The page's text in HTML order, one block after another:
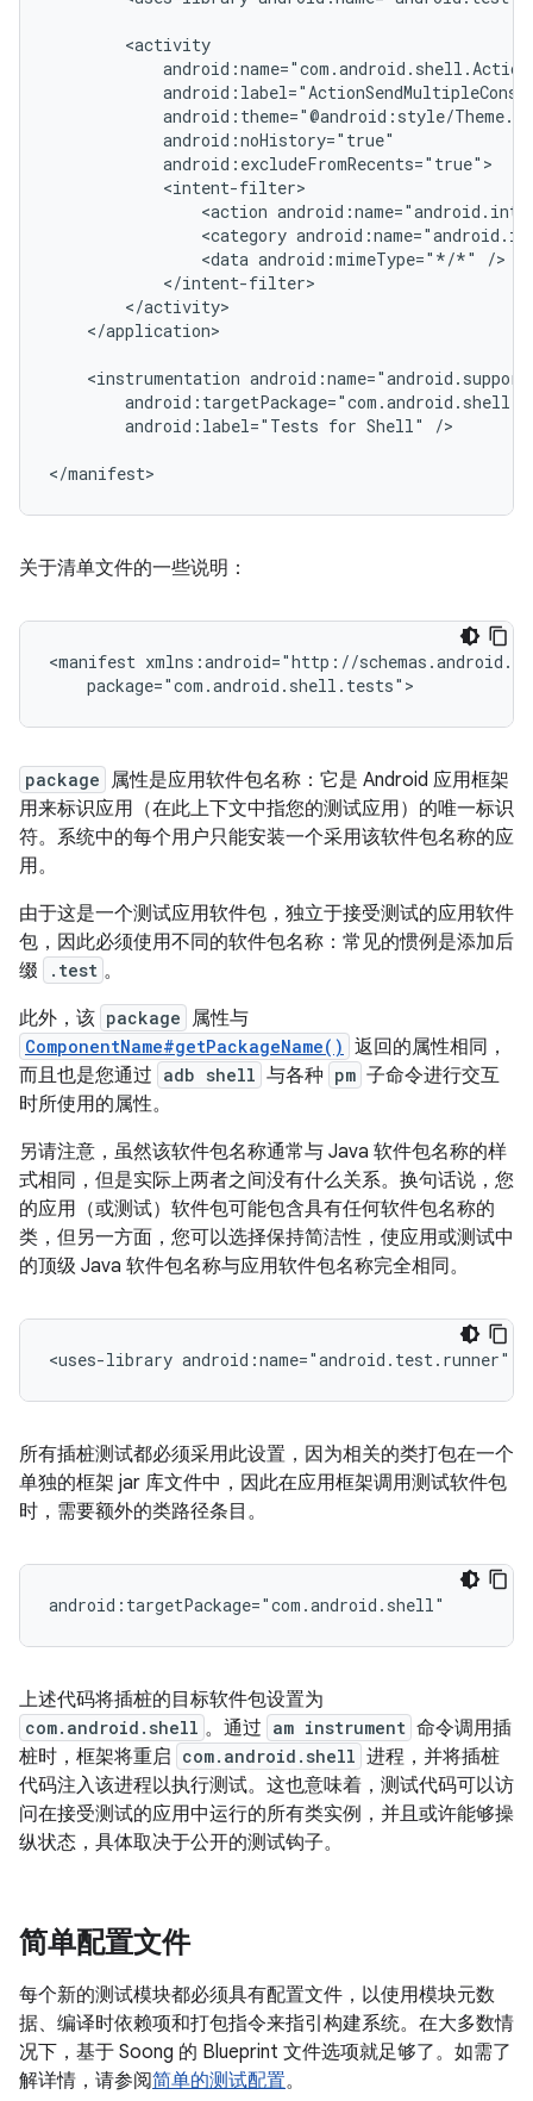
<action
<category
<data android:mimeType="*/*"
</application>
<instrumentation
android:label="Tests for Shell" />
关于清单文件的一些说明：
<manifest
package 属性是应用软件包名称：它是 Android 应用框架
用来标识应用（在此上下文中指您的测试应用）的唯一标识
符。系统中的每个用户只能安装一个采用该软件包名称的应
用。
由于这是一个测试应用软件包，独立于接受测试的应用软件
包，因此必须使用不同的软件包名称：常见的惯例是添加后
缀
.test 。
此外，该 package 属性与
ComponentName#getPackageName() 返回的属性相同，
而且也是您通过 adb shell 与各种 pm 子命令进行交互
时所使用的属性。
另请注意，虽然该软件包名称通常与 Java 软件包名称的样
式相同，但是实际上两者之间没有什么关系。换句话说，您
的应用（或测试）软件包可能包含具有任何软件包名称的
类，但另一方面，您可以选择保持简洁性，使应用或测试中
的顶级 Java 软件包名称与应用软件包名称完全相同。
<uses-library android:name="android.test.runner"
所有插桩测试都必须采用此设置，因为相关的类打包在一个
单独的框架 jar 库文件中，因此在应用框架调用测试软件包
时，需要额外的类路径条目。
上述代码将插桩的目标软件包设置为
com.android.shell 。通过 am instrument 命令调用插
桩时，框架将重启 com.android.shell 进程，并将插桩
代码注入该进程以执行测试。这也意味着，测试代码可以访
问在接受测试的应用中运行的所有类实例，并且或许能够操
纵状态，具体取决于公开的测试钩子。
简单配置文件
每个新的测试模块都必须具有配置文件，以使用模块元数
据、编译时依赖项和打包指令来指引构建系统。在大多数情
况下，基于 Soong 的 Blueprint 文件选项就足够了。如需了
解详情，请参阅简单的测试配置。